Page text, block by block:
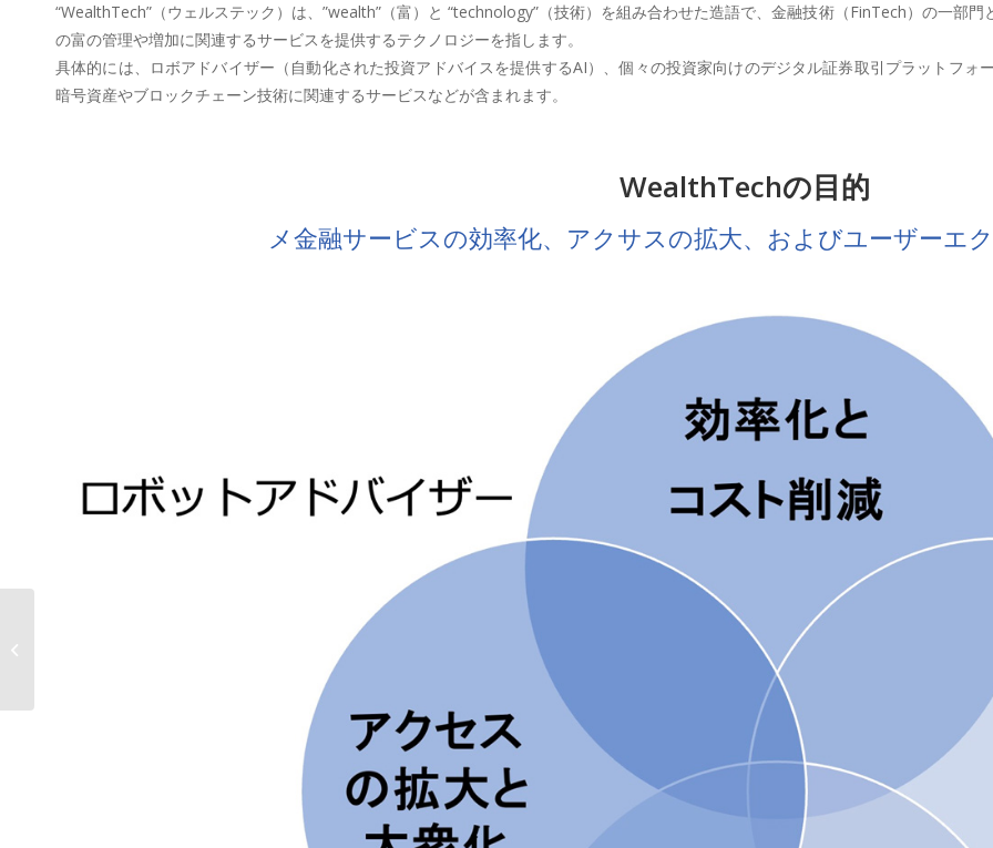
“WealthTech”（ウェルステック）は、”wealth”（富）と “technology”（技術）を組み合わせた造語で、金融技術（FinTech）の一部
の富の管理や増加に関連するサービスを提供するテクノロジーを指します。
具体的には、ロボアドバイザー（自動化された投資アドバイスを提供するAI）、個々の投資家向けのデジタル証券取引プラットフ
暗号資産やブロックチェーン技術に関連するサービスなどが含まれます。
WealthTechの目的
メ金融サービスの効率化、アクサスの拡大、およびユーザーエ